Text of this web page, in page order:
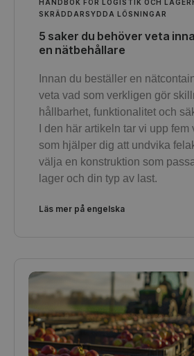
HANDBOK FÖR LOGISTIK OCH
SKRÄDDARSYDDA LÖSNINGAR
5 saker du behöver veta
en nätbehållare
Innan du beställer en
veta vad som verkligen gör
hållbarhet, funktionalitet och
I den här artikeln tar vi upp
som hjälper dig att undvika
välja en konstruktion som
lager och din typ av last.
Läs mer på engelska